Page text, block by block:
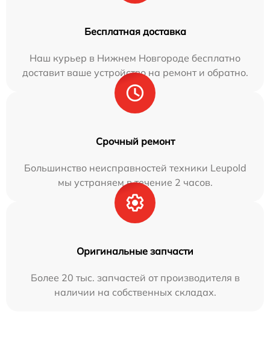
Бесплатная доставка
Наш курьер в Нижнем Новгороде бесплатно
доставит ваше устройство на ремонт и обратно.
Срочный ремонт
Большинство неисправностей техники Leupold
мы устраняем в течение 2 часов.
Оригинальные запчасти
Более 20 тыс. запчастей от производителя в
наличии на собственных складах.